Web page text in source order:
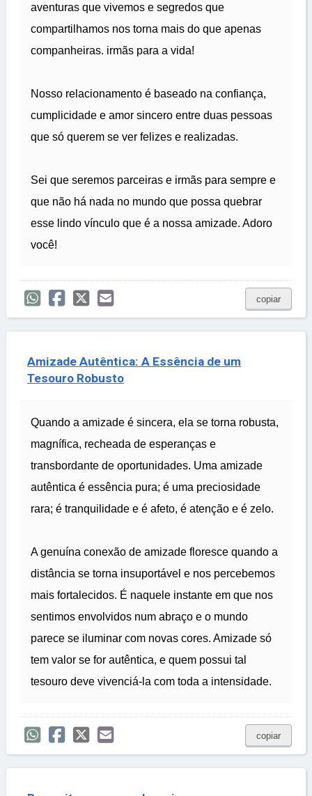
aventuras que vivemos e segredos que
compartilhamos nos torna mais do que apenas
companheiras. irmãs para a vida!
Nosso relacionamento é baseado na confiança,
cumplicidade e amor sincero entre duas pessoas
que só querem se ver felizes e realizadas.
Sei que seremos parceiras e irmãs para sempre e
que não há nada no mundo que possa quebrar
esse lindo vínculo que é a nossa amizade. Adoro
você!
copiar
Amizade Autêntica: A Essência de um
Tesouro Robusto
Quando a amizade é sincera, ela se torna robusta,
magnífica, recheada de esperanças e
transbordante de oportunidades. Uma amizade
autêntica é essência pura; é uma preciosidade
rara; é tranquilidade e é afeto, é atenção e é zelo.
A genuína conexão de amizade floresce quando a
distância se torna insuportável e nos percebemos
mais fortalecidos. É naquele instante em que nos
sentimos envolvidos num abraço e o mundo
parece se iluminar com novas cores. Amizade só
tem valor se for autêntica, e quem possui tal
tesouro deve vivenciá-la com toda a intensidade.
copiar